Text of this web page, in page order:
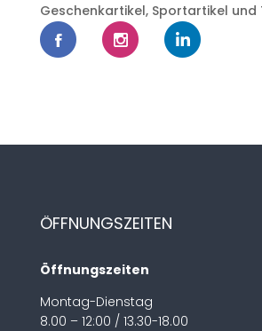
Geschenkartikel, Sportartikel und
ÖFFNUNGSZEITEN
Öffnungszeiten
Montag-Dienstag
8.00 – 12:00 / 13.30-18.00